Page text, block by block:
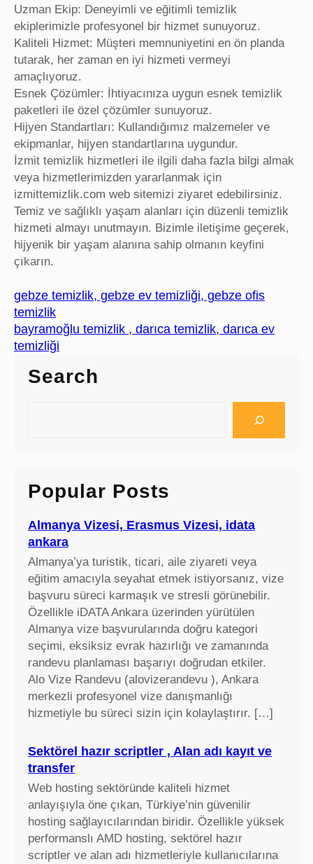
Uzman Ekip: Deneyimli ve eğitimli temizlik
ekiplerimizle profesyonel bir hizmet sunuyoruz.
Kaliteli Hizmet: Müşteri memnuniyetini en ön planda
tutarak, her zaman en iyi hizmeti vermeyi
amaçlıyoruz.
Esnek Çözümler: İhtiyacınıza uygun esnek temizlik
paketleri ile özel çözümler sunuyoruz.
Hijyen Standartları: Kullandığımız malzemeler ve
ekipmanlar, hijyen standartlarına uygundur.
İzmit temizlik hizmetleri ile ilgili daha fazla bilgi almak
veya hizmetlerimizden yararlanmak için
izmittemizlik.com web sitemizi ziyaret edebilirsiniz.
Temiz ve sağlıklı yaşam alanları için düzenli temizlik
hizmeti almayı unutmayın. Bizimle iletişime geçerek,
hijyenik bir yaşam alanına sahip olmanın keyfini
çıkarın.
gebze temizlik, gebze ev temizliği, gebze ofis
temizlik
bayramoğlu temizlik , darıca temizlik, darıca ev
temizliği
Search
h
Popular Posts
Almanya Vizesi, Erasmus Vizesi, idata
ankara
Almanya’ya turistik, ticari, aile ziyareti veya
eğitim amacıyla seyahat etmek istiyorsanız, vize
başvuru süreci karmaşık ve stresli görünebilir.
Özellikle iDATA Ankara üzerinden yürütülen
Almanya vize başvurularında doğru kategori
seçimi, eksiksiz evrak hazırlığı ve zamanında
randevu planlaması başarıyı doğrudan etkiler.
Alo Vize Randevu (alovizerandevu ), Ankara
merkezli profesyonel vize danışmanlığı
hizmetiyle bu süreci sizin için kolaylaştırır. […]
Sektörel hazır scriptler , Alan adı kayıt ve
transfer
Web hosting sektöründe kaliteli hizmet
anlayışıyla öne çıkan, Türkiye’nin güvenilir
hosting sağlayıcılarından biridir. Özellikle yüksek
performanslı AMD hosting, sektörel hazır
scriptler ve alan adı hizmetleriyle kullanıcılarına